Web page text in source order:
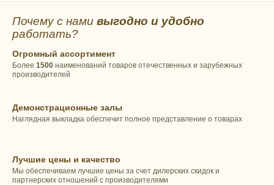
Почему с нами выгодно и удобно
работать?
Огромный ассортимент
Более 1500 наименований товаров отечественных и зарубежных
производителей
Демонстрационные залы
Наглядная выкладка обеспечит полное представление о товарах
Лучшие цены и качество
Мы обеспечиваем лучшие цены за счет дилерских скидок и
партнерских отношений с производителями